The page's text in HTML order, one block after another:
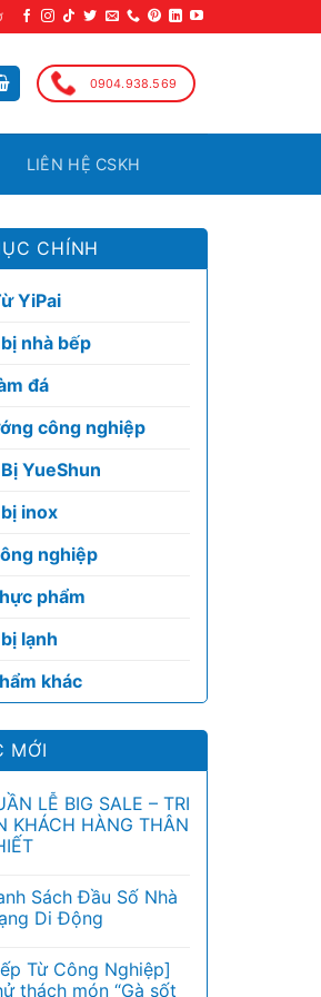
0904.938.569
LIÊN HỆ CSKH
CHÍNH
YiPai
nhà bếp
đá
công nghiệp
YueShun
inox
nghiệp
phẩm
lạnh
khác
MỚI
LỄ BIG SALE – TRI
KHÁCH HÀNG THÂN
Sách Đầu Số Nhà
Di Động
Từ Công Nghiệp]
thách món “Gà sốt